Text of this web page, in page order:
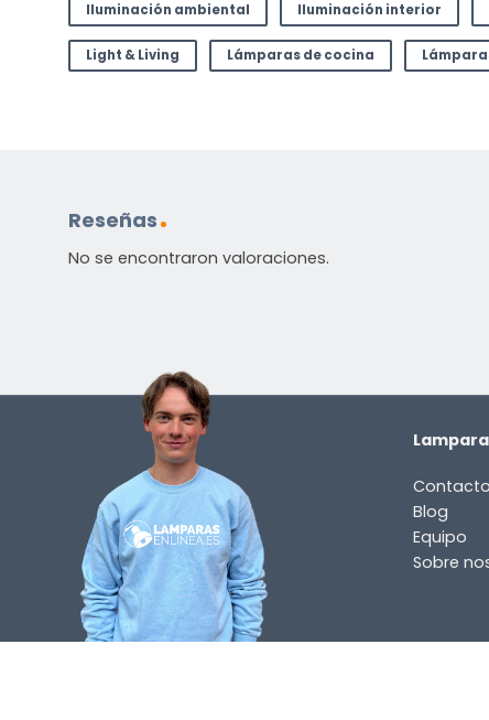
Iluminación ambiental Iluminación interior
Light & Living Lámparas de cocina
Reseñas
No se encontraron valoraciones.
Contacto
Blog
Equipo
Sobre